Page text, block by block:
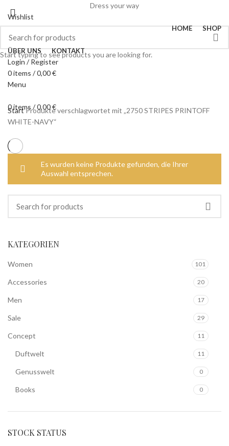
Dress your way
Wishlist
HOME SHOP
ÜBER UNS KONTAKT
Login / Register
0items /0,00€
Menu
0items /0,00€
KATEGORIEN
Accessories 20
Concept 11
Books 0
Duftwelt 11
Genusswelt 0
Men 17
Sale 29
Women 101
STOCK STATUS
StartProdukte verschlagwortet mit „2750 STRIPES PRINTOFF
WHITE-NAVY“
Es wurden keine Produkte gefunden, die Ihrer
Auswahl entsprechen.
Start typing to see products you are looking for.